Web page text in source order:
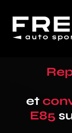
et
E85